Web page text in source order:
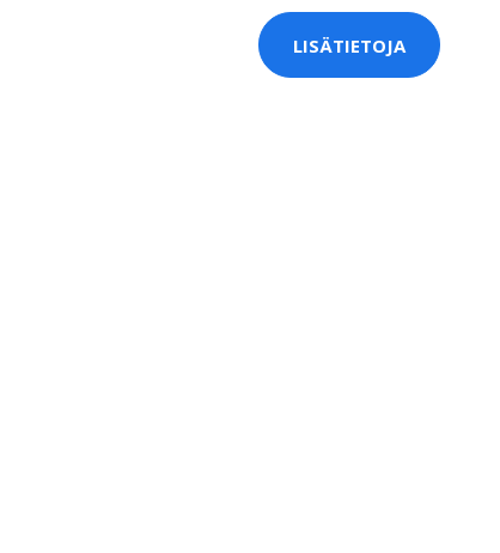
LISÄTIETOJA